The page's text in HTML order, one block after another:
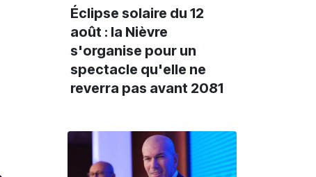
Éclipse solaire du 12
août : la Nièvre
s'organise pour un
spectacle qu'elle ne
reverra pas avant 2081